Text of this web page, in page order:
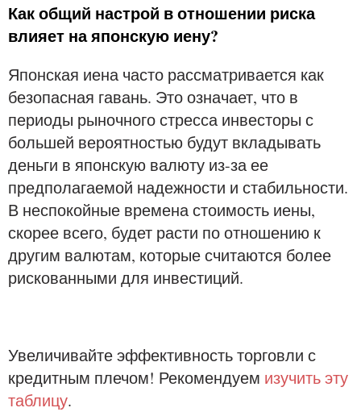
Как общий настрой в отношении риска
влияет на японскую иену?
Японская иена часто рассматривается как
безопасная гавань. Это означает, что в
периоды рыночного стресса инвесторы с
большей вероятностью будут вкладывать
деньги в японскую валюту из-за ее
предполагаемой надежности и стабильности.
В неспокойные времена стоимость иены,
скорее всего, будет расти по отношению к
другим валютам, которые считаются более
рискованными для инвестиций.
Увеличивайте эффективность торговли с
кредитным плечом! Рекомендуем изучить эту
таблицу.